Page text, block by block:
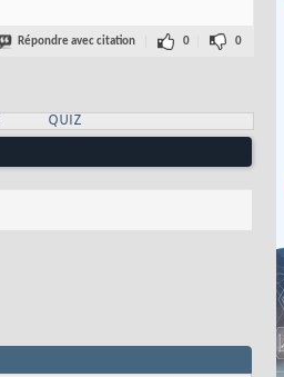
Répondre avec citation 0 0
QUIZ